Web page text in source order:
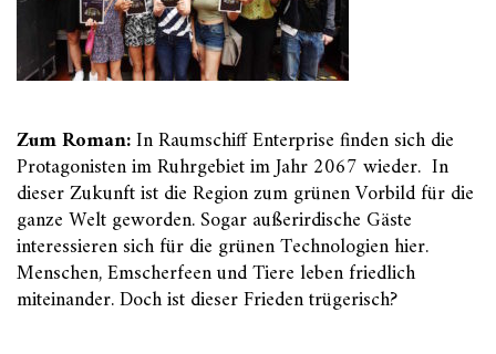
Zum Roman:In Raumschiff Enterprise finden sich die
Protagonisten im Ruhrgebiet im Jahr 2067 wieder. In
dieser Zukunft ist die Region zum grünen Vorbild für die
ganze Welt geworden. Sogar außerirdische Gäste
interessieren sich für die grünen Technologien hier.
Menschen, Emscherfeen und Tiere leben friedlich
miteinander. Doch ist dieser Frieden trügerisch?